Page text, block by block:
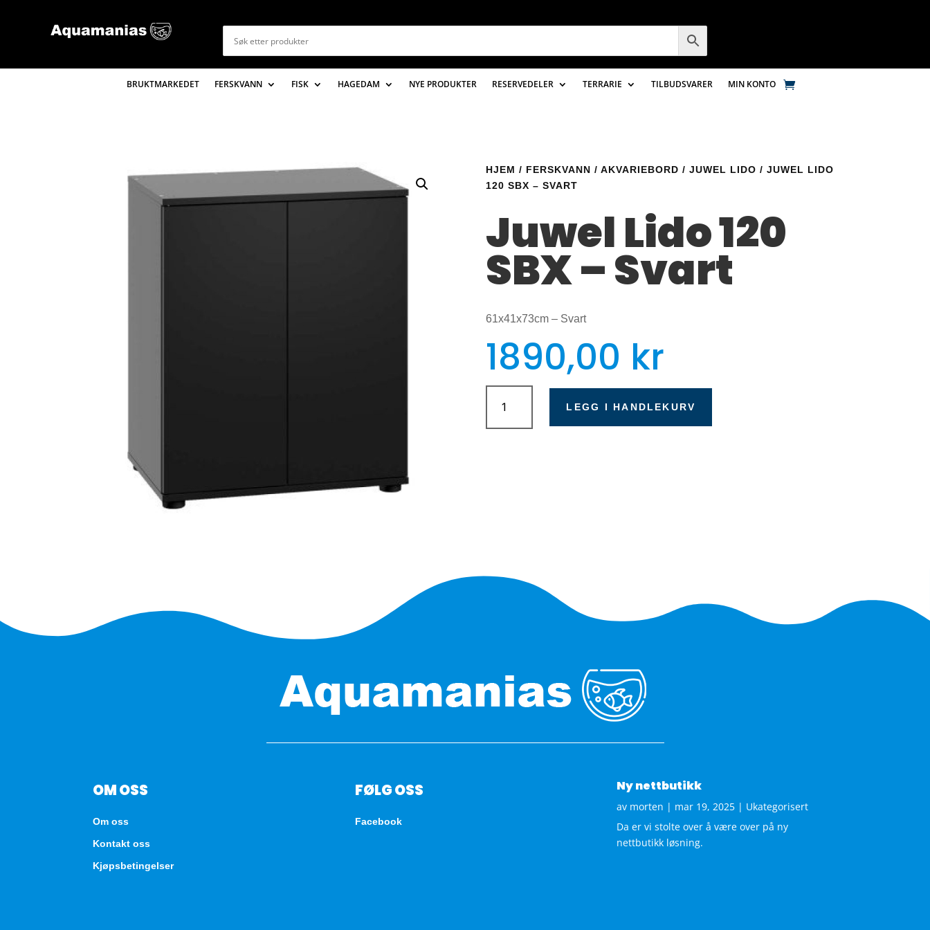
BRUKTMARKEDET FERSKVANN FISK HAGEDAM NYE PRODUKTER RESERVEDELER TERRARIE TILBUDSVARER MIN KONTO
HJEM / FERSKVANN / AKVARIEBORD / JUWEL LIDO / JUWEL LIDO
120 SBX – SVART
Juwel Lido 120
SBX – Svart
61x41x73cm – Svart
1890,00 kr
Juwel
Lido
120
LEGG I HANDLEKURV
OM OSS
Om oss
Kontakt oss
Kjøpsbetingelser
FØLG OSS
Facebook
Ny nettbutikk
av morten | mar 19, 2025| Ukategorisert
Da er vi stolte over å være over på ny
nettbutikk løsning.